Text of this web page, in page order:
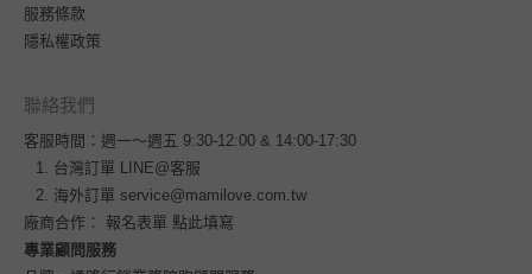
服務條款
隱私權政策
聯絡我們
客服時間：週一～週五 9:30-12:00 & 14:00-17:30
台灣訂單
LINE@客服
海外訂單 service@mamilove.com.tw
廠商合作： 報名表單 點此填寫
專業顧問服務